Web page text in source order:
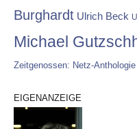
Burghardt Ulrich Beck
Michael
Zeitgenossen: Netz-Anthologie
EIGENANZEIGE